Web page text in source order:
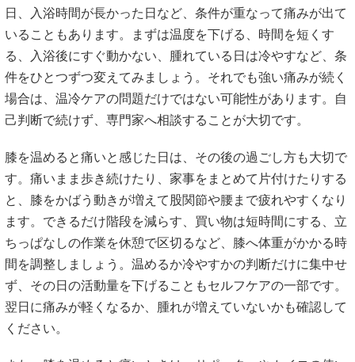
日、入浴時間が長かった日など、条件が重なって痛みが出て
いることもあります。まずは温度を下げる、時間を短くす
る、入浴後にすぐ動かない、腫れている日は冷やすなど、条
件をひとつずつ変えてみましょう。それでも強い痛みが続く
場合は、温冷ケアの問題だけではない可能性があります。自
己判断で続けず、専門家へ相談することが大切です。
膝を温めると痛いと感じた日は、その後の過ごし方も大切で
す。痛いまま歩き続けたり、家事をまとめて片付けたりする
と、膝をかばう動きが増えて股関節や腰まで疲れやすくなり
ます。できるだけ階段を減らす、買い物は短時間にする、立
ちっぱなしの作業を休憩で区切るなど、膝へ体重がかかる時
間を調整しましょう。温めるか冷やすかの判断だけに集中せ
ず、その日の活動量を下げることもセルフケアの一部です。
翌日に痛みが軽くなるか、腫れが増えていないかも確認して
ください。